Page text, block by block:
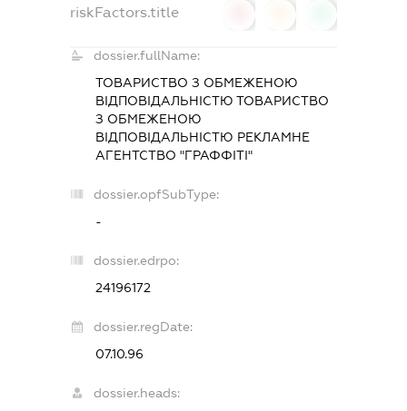
riskFactors.title
dossier.fullName:
ТОВАРИСТВО З ОБМЕЖЕНОЮ
ВІДПОВІДАЛЬНІСТЮ ТОВАРИСТВО
З ОБМЕЖЕНОЮ
ВІДПОВІДАЛЬНІСТЮ РЕКЛАМНЕ
АГЕНТСТВО "ГРАФФІТІ"
dossier.opfSubType:
-
dossier.edrpo:
24196172
dossier.regDate:
07.10.96
dossier.heads: